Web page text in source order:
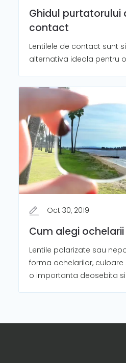
Ghidul purtatorului
contact
Lentilele de contact sunt
alternativa ideala pentru
Oct 30, 2019
Cum alegi
Lentile polarizate sau
forma ochelarilor,
o importanta deosebita si